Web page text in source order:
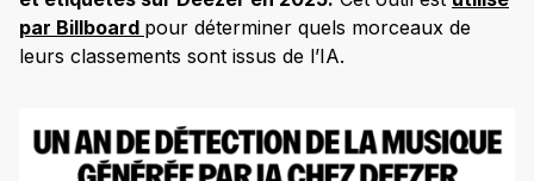
par Billboard pour déterminer quels morceaux de
leurs classements sont issus de l’IA.